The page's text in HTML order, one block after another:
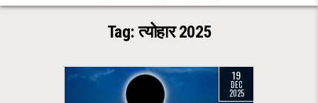
Tag:त्योहार 2025
19
DEC
2025